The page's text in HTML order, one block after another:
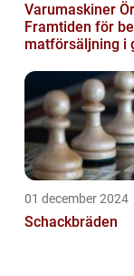
Varumaskiner
Framtiden för
matförsäljning i
01 december 2024
Schackbräden